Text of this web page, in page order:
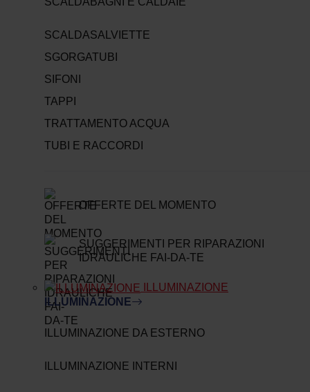
SCALDASALVIETTE
SGORGATUBI
SIFONI
TAPPI
TRATTAMENTO ACQUA
TUBI E RACCORDI
OFFERTE DEL MOMENTO
SUGGERIMENTI PER RIPARAZIONI
IDRAULICHE FAI-DA-TE
ILLUMINAZIONE
ILLUMINAZIONE
ILLUMINAZIONE DA ESTERNO
ILLUMINAZIONE INTERNI